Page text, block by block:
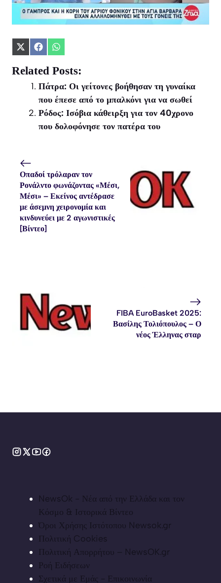
Share
X
(Twitter)
Share
Facebook
Share
WhatsApp
Related Posts:
Πάτρα: Οι γείτονες βοήθησαν τη γυναίκα
που έπεσε από το μπαλκόνι για να σωθεί
Ρόδος: Ισόβια κάθειρξη για τον 40χρονο
που δολοφόνησε τον πατέρα του
Οπαδοί τρόλαραν τον
Ρονάλντο φωνάζοντας «Μέσι,
Μέσι» – Εκείνος αντέδρασε
με άσεμνη χειρονομία και
κινδυνεύει με 2 αγωνιστικές
[Βίντεο]
FIBA EuroBasket 2025:
Βασίλης Τολιόπουλος – Ο
νέος Έλληνας σταρ
NewsOk - Νέα από την Ελλάδα και τον
Κόσμο & Ιστορικά Βίντεο
Όροι Χρήσης Ιστότοπου Newsok.gr
Πολιτική Cookies
Πολιτική Απορρήτου – NewsOK.gr
Ροή Ειδήσεων
Σχετικά με Εμάς - Επικοινωνία